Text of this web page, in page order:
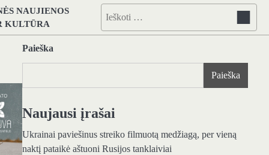
NAUJIENOS
KULTŪRA
Ieškoti:
Paieška
Paieška
Naujausi įrašai
Ukrainai paviešinus streiko filmuotą medžiagą, per vieną
naktį pataikė aštuoni Rusijos tanklaiviai